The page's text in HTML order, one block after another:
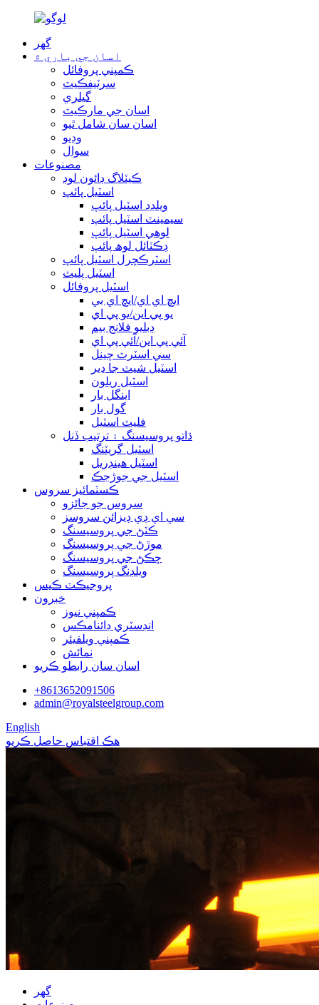
گھر
اسان جي باري ۾
ڪمپني پروفائل
سرٽيفڪيٽ
گيلري
اسان جي مارڪيٽ
اسان سان شامل ٿيو
وڊيو
سوال
مصنوعات
ڪيٽلاگ ڊائون لوڊ
اسٽيل پائپ
ويلڊڊ اسٽيل پائپ
سيمينٽ اسٽيل پائپ
لوهي اسٽيل پائپ
ڊڪٽائل لوھ پائپ
اسٽرڪچرل اسٽيل پائپ
اسٽيل پليٽ
اسٽيل پروفائل
ايڇ اي اي/ايڇ اي بي
يو پي اين/يو پي اي
ڊبليو فلانج بيم
آئي پي اين/آئي پي اي
سي اسٽرٽ چينل
اسٽيل شيٽ جا ڍير
اسٽيل ريلون
اينگل بار
گول بار
فليٽ اسٽيل
ڌاتو پروسيسنگ ۽ ترتيب ڏنل
اسٽيل گريٽنگ
اسٽيل هينڊريل
اسٽيل جي جوڙجڪ
ڪسٽمائيز سروس
سروس جو جائزو
سي اي ڊي ڊيزائن سروسز
ڪٽڻ جي پروسيسنگ
موڙڻ جي پروسيسنگ
ڇڪڻ جي پروسيسنگ
ويلڊنگ پروسيسنگ
پروجيڪٽ ڪيس
خبرون
ڪمپني نيوز
انڊسٽري ڊائنامڪس
ڪمپني ويلفيئر
نمائش
اسان سان رابطو ڪريو
+8613652091506
admin@royalsteelgroup.com
English
هڪ اقتباس حاصل ڪريو
گھر